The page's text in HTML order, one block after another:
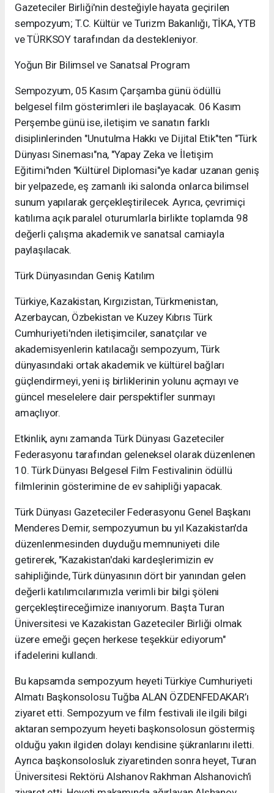
Gazeteciler Birliği'nin desteğiyle hayata geçirilen
sempozyum; T.C. Kültür ve Turizm Bakanlığı, TİKA, YTB
ve TÜRKSOY tarafından da destekleniyor.
Yoğun Bir Bilimsel ve Sanatsal Program
Sempozyum, 05 Kasım Çarşamba günü ödüllü
belgesel film gösterimleri ile başlayacak. 06 Kasım
Perşembe günü ise, iletişim ve sanatın farklı
disiplinlerinden "Unutulma Hakkı ve Dijital Etik"ten "Türk
Dünyası Sineması"na, "Yapay Zeka ve İletişim
Eğitimi"nden "Kültürel Diplomasi"ye kadar uzanan geniş
bir yelpazede, eş zamanlı iki salonda onlarca bilimsel
sunum yapılarak gerçekleştirilecek. Ayrıca, çevrimiçi
katılıma açık paralel oturumlarla birlikte toplamda 98
değerli çalışma akademik ve sanatsal camiayla
paylaşılacak.
Türk Dünyasından Geniş Katılım
Türkiye, Kazakistan, Kırgızistan, Türkmenistan,
Azerbaycan, Özbekistan ve Kuzey Kıbrıs Türk
Cumhuriyeti'nden iletişimciler, sanatçılar ve
akademisyenlerin katılacağı sempozyum, Türk
dünyasındaki ortak akademik ve kültürel bağları
güçlendirmeyi, yeni iş birliklerinin yolunu açmayı ve
güncel meselelere dair perspektifler sunmayı
amaçlıyor.
Etkinlik, aynı zamanda Türk Dünyası Gazeteciler
Federasyonu tarafından geleneksel olarak düzenlenen
10. Türk Dünyası Belgesel Film Festivalinin ödüllü
filmlerinin gösterimine de ev sahipliği yapacak.
Türk Dünyası Gazeteciler Federasyonu Genel Başkanı
Menderes Demir, sempozyumun bu yıl Kazakistan'da
düzenlenmesinden duyduğu memnuniyeti dile
getirerek, "Kazakistan'daki kardeşlerimizin ev
sahipliğinde, Türk dünyasının dört bir yanından gelen
değerli katılımcılarımızla verimli bir bilgi şöleni
gerçekleştireceğimize inanıyorum. Başta Turan
Üniversitesi ve Kazakistan Gazeteciler Birliği olmak
üzere emeği geçen herkese teşekkür ediyorum"
ifadelerini kullandı.
Bu kapsamda sempozyum heyeti Türkiye Cumhuriyeti
Almatı Başkonsolosu Tuğba ALAN ÖZDENFEDAKAR’ı
ziyaret etti. Sempozyum ve film festivali ile ilgili bilgi
aktaran sempozyum heyeti başkonsolosun göstermiş
olduğu yakın ilgiden dolayı kendisine şükranlarını iletti.
Ayrıca başkonsolosluk ziyaretinden sonra heyet, Turan
Üniversitesi Rektörü Alshanov Rakhman Alshanovich’i